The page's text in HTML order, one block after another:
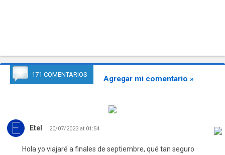
171 COMENTARIOS Agregar mi comentario »
Etel 20/07/2023 at 01:54
Hola yo viajaré a finales de septiembre, qué tan seguro